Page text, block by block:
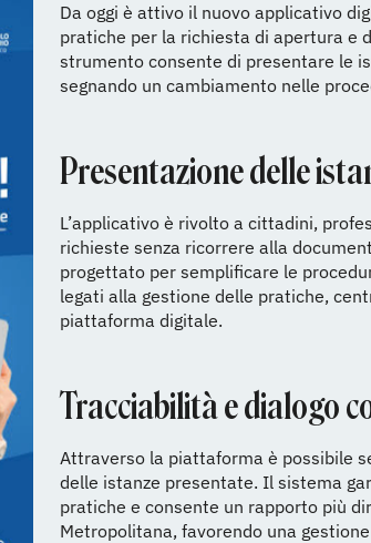
Da oggi è attivo il nuovo applicativo
pratiche per la richiesta di apertura e
strumento consente di presentare le
segnando un cambiamento nelle
Presentazione delle
L’applicativo è rivolto a cittadini,
richieste senza ricorrere alla
progettato per semplificare le
legati alla gestione delle pratiche,
piattaforma digitale.
Tracciabilità e dialogo
Attraverso la piattaforma è possibile
delle istanze presentate. Il sistema
pratiche e consente un rapporto più
Metropolitana, favorendo una